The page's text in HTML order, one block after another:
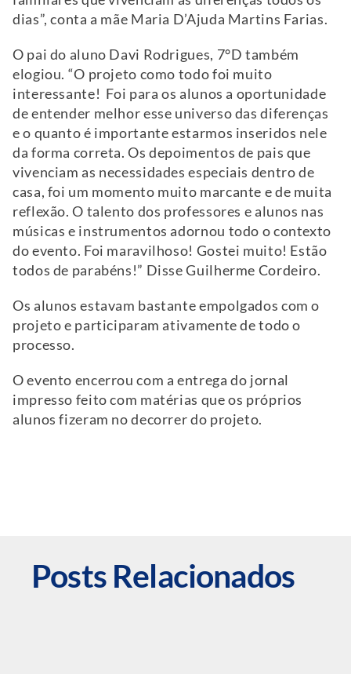
dias”, conta a mãe Maria D’Ajuda Martins Farias.
O pai do aluno Davi Rodrigues, 7°D também
elogiou. “O projeto como todo foi muito
interessante! Foi para os alunos a oportunidade
de entender melhor esse universo das diferenças
e o quanto é importante estarmos inseridos nele
da forma correta. Os depoimentos de pais que
vivenciam as necessidades especiais dentro de
casa, foi um momento muito marcante e de muita
reflexão. O talento dos professores e alunos nas
músicas e instrumentos adornou todo o contexto
do evento. Foi maravilhoso! Gostei muito! Estão
todos de parabéns!” Disse Guilherme Cordeiro.
Os alunos estavam bastante empolgados com o
projeto e participaram ativamente de todo o
processo.
O evento encerrou com a entrega do jornal
impresso feito com matérias que os próprios
alunos fizeram no decorrer do projeto.
Posts Relacionados